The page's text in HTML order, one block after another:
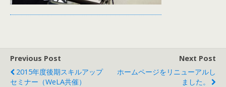
Previous Post
2015年度後期スキルアップ
セミナー（WeLA共催）
Next Post
ホームページをリニューアルし
ました。